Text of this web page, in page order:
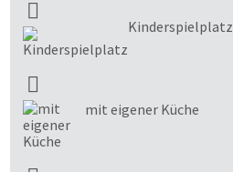
Kinderspielplatz
mit eigener Küche